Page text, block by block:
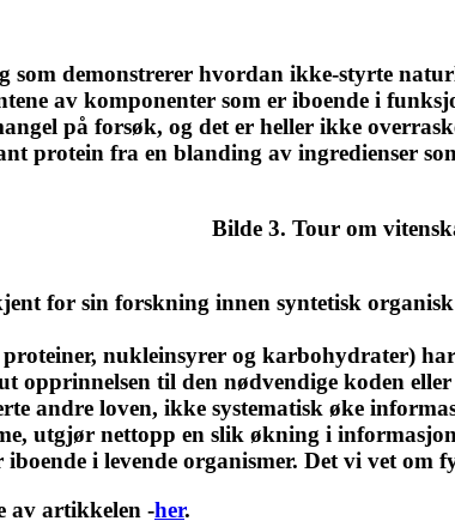
som demonstrerer hvordan ikke-styrte
av komponenter som er iboende i
på forsøk, og det er heller ikke
protein fra en blanding av ingredienser
Bilde 3. Tour om
for sin forskning innen syntetisk
nukleinsyrer og karbohydrater)
til den nødvendige koden
andre loven, ikke systematisk øke
utgjør nettopp en slik økning i
i levende organismer. Det vi vet om
av artikkelen -her.